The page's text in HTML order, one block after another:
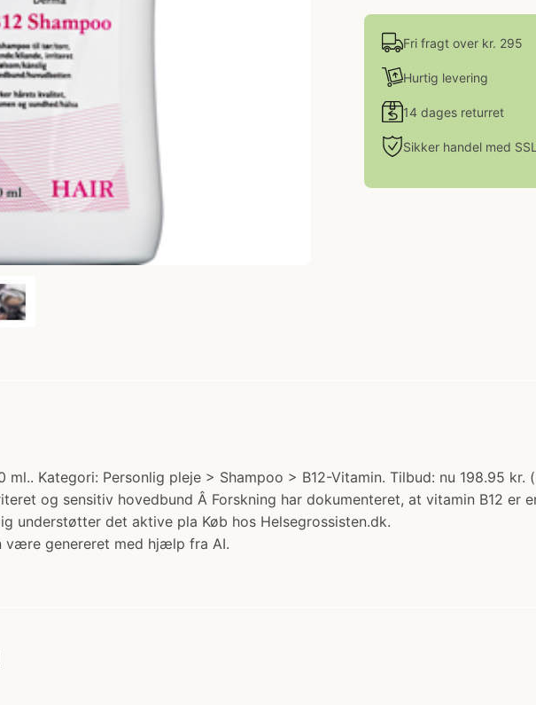
Fri fragt over kr. 295
Hurtig levering
14 dages returret
Sikker handel med SSL
ml.. Kategori: Personlig pleje > Shampoo > B12-Vitamin. Tilbud: nu 198.95
og sensitiv hovedbund Â Forskning har dokumenteret, at vitamin B12
understøtter det aktive pla Køb hos Helsegrossisten.dk.
være genereret med hjælp fra AI.